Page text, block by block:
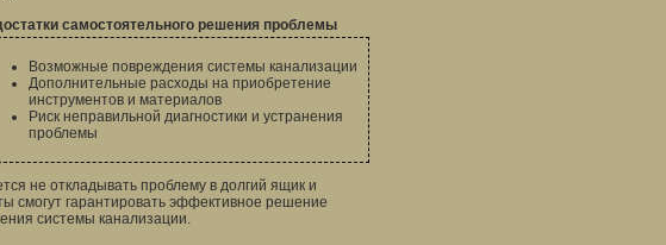
самостоятельного решения проблемы
Возможные повреждения системы канализации
Дополнительные расходы на приобретение
инструментов и материалов
Риск неправильной диагностики и устранения
проблемы
не откладывать проблему в долгий ящик и
смогут гарантировать эффективное решение
системы канализации.